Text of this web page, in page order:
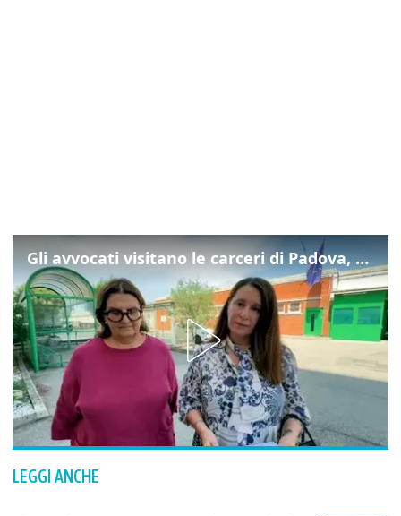
Gli avvocati visitano le carceri di Padova, ecco cosa hanno trovato
LEGGI ANCHE